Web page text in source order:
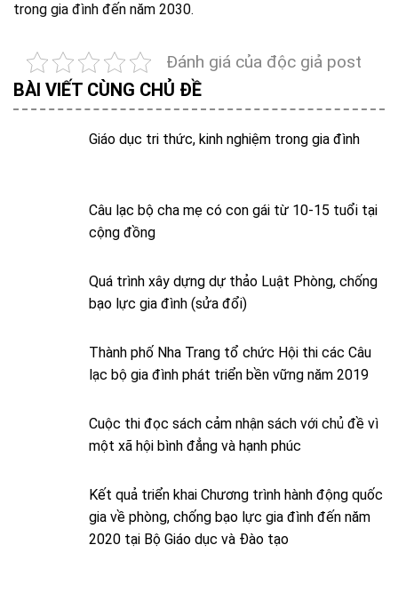
trong gia đình đến năm 2030.
Đánh giá của độc giả post
BÀI VIẾT CÙNG CHỦ ĐỀ
Giáo dục tri thức, kinh nghiệm trong gia đình
Câu lạc bộ cha mẹ có con gái từ 10-15 tuổi tại
cộng đồng
Quá trình xây dựng dự thảo Luật Phòng, chống
bạo lực gia đình (sửa đổi)
Thành phố Nha Trang tổ chức Hội thi các Câu
lạc bộ gia đình phát triển bền vững năm 2019
Cuộc thi đọc sách cảm nhận sách với chủ đề vì
một xã hội bình đẳng và hạnh phúc
Kết quả triển khai Chương trình hành động quốc
gia về phòng, chống bạo lực gia đình đến năm
2020 tại Bộ Giáo dục và Đào tạo